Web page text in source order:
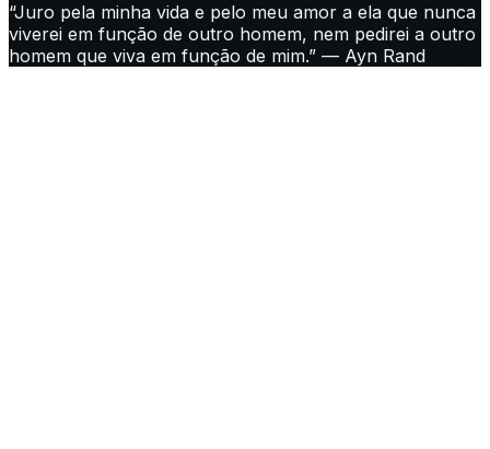
“Juro pela minha vida e pelo meu amor a ela que nunca
viverei em função de outro homem, nem pedirei a outro
homem que viva em função de mim.” — Ayn Rand